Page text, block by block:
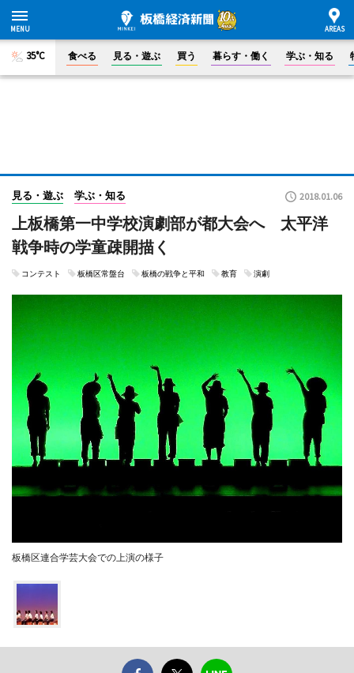
35°C 食べる 見る・遊ぶ 買う 暮らす・働く 学ぶ・知る
見る・遊ぶ 学ぶ・知る 2018.01.06
上板橋第一中学校演劇部が都大会へ 太平洋
戦争時の学童疎開描く
コンテスト 板橋区常盤台 板橋の戦争と平和 教育 演劇
板橋区連合学芸大会での上演の様子